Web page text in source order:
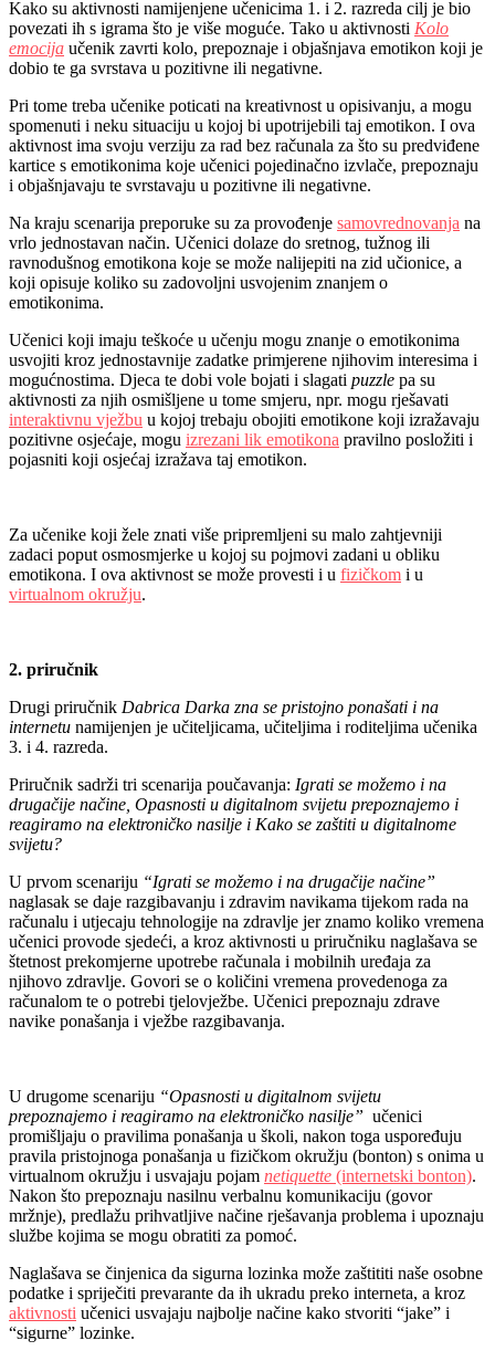
Kako su aktivnosti namijenjene učenicima 1. i 2. razreda cilj je bio
povezati ih s igrama što je više moguće. Tako u aktivnosti Kolo
emocija učenik zavrti kolo, prepoznaje i objašnjava emotikon koji je
dobio te ga svrstava u pozitivne ili negativne.
Pri tome treba učenike poticati na kreativnost u opisivanju, a mogu
spomenuti i neku situaciju u kojoj bi upotrijebili taj emotikon. I ova
aktivnost ima svoju verziju za rad bez računala za što su predviđene
kartice s emotikonima koje učenici pojedinačno izvlače, prepoznaju
i objašnjavaju te svrstavaju u pozitivne ili negativne.
Na kraju scenarija preporuke su za provođenje samovrednovanja na
vrlo jednostavan način. Učenici dolaze do sretnog, tužnog ili
ravnodušnog emotikona koje se može nalijepiti na zid učionice, a
koji opisuje koliko su zadovoljni usvojenim znanjem o
emotikonima.
Učenici koji imaju teškoće u učenju mogu znanje o emotikonima
usvojiti kroz jednostavnije zadatke primjerene njihovim interesima i
mogućnostima. Djeca te dobi vole bojati i slagati puzzle pa su
aktivnosti za njih osmišljene u tome smjeru, npr. mogu rješavati
interaktivnu vježbu u kojoj trebaju obojiti emotikone koji izražavaju
pozitivne osjećaje, mogu izrezani lik emotikona pravilno posložiti i
pojasniti koji osjećaj izražava taj emotikon.
Za učenike koji žele znati više pripremljeni su malo zahtjevniji
zadaci poput osmosmjerke u kojoj su pojmovi zadani u obliku
emotikona. I ova aktivnost se može provesti i u fizičkom i u
virtualnom okružju.
2. priručnik
Drugi priručnik Dabrica Darka zna se pristojno ponašati i na
internetu namijenjen je učiteljicama, učiteljima i roditeljima učenika
3. i 4. razreda.
Priručnik sadrži tri scenarija poučavanja:​ Igrati se možemo i na
drugačije načine, Opasnosti u digitalnom svijetu prepoznajemo i
reagiramo na elektroničko nasilje i Kako se zaštiti u digitalnome
svijetu?
U prvom scenariju “Igrati se možemo i na drugačije načine”
naglasak se daje razgibavanju i zdravim navikama tijekom rada na
računalu i utjecaju tehnologije na zdravlje jer znamo koliko vremena
učenici provode sjedeći, a kroz aktivnosti u priručniku naglašava se
štetnost prekomjerne upotrebe računala i mobilnih uređaja za
njihovo zdravlje. Govori se o količini vremena provedenoga za
računalom te o potrebi tjelovježbe. Učenici prepoznaju zdrave
navike ponašanja i vježbe razgibavanja.
U drugome scenariju “Opasnosti u digitalnom svijetu
prepoznajemo i reagiramo na elektroničko nasilje” učenici
promišljaju o pravilima ponašanja u školi, nakon toga uspoređuju
pravila pristojnoga ponašanja u fizičkom okružju (bonton) s onima u
virtualnom okružju i usvajaju pojam netiquette (internetski bonton).
Nakon što prepoznaju nasilnu verbalnu komunikaciju (govor
mržnje), predlažu prihvatljive načine rješavanja problema i upoznaju
službe kojima se mogu obratiti za pomoć.
Naglašava se činjenica da sigurna lozinka može zaštititi naše osobne
podatke i spriječiti prevarante da ih ukradu preko interneta, a kroz
aktivnosti učenici usvajaju najbolje načine kako stvoriti “jake” i
“sigurne” lozinke.